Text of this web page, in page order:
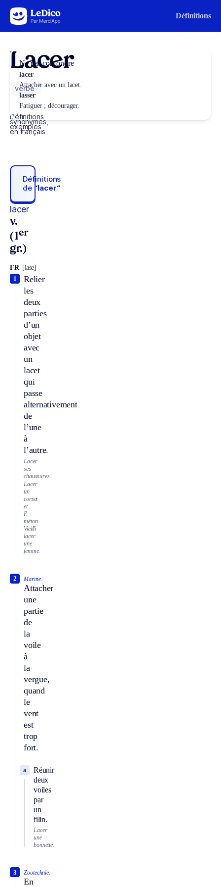
Aller au contenu Définitions
Lacer
verbe
Définitions,
synonymes,
exemples
en français
Définitions
de “lacer“
lacer
v.
(1er
gr.)
FR [lase]
Relier
les
deux
parties
d’un
objet
avec
un
lacet
qui
passe
alternativement
de
l’une
à
l’autre.
1
Lacer
ses
chaussures.
Lacer
un
corset
et
P.
méton.
Vieilli
lacer
une
femme.
Marine.
Attacher
une
partie
de
la
voile
à
la
vergue,
quand
le
vent
est
trop
fort.
2
Réunir
deux
voiles
par
un
filin.
a
Lacer
une
bonnette.
Zootechnie.
En
3
Ne pas confondre
lacer
Attacher avec un lacet.
lasser
Fatiguer ; décourager.